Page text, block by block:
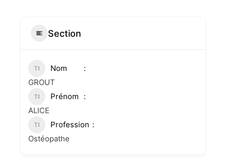
Section
Nom
GROUT
Prénom
ALICE
Profession
Ostéopathe